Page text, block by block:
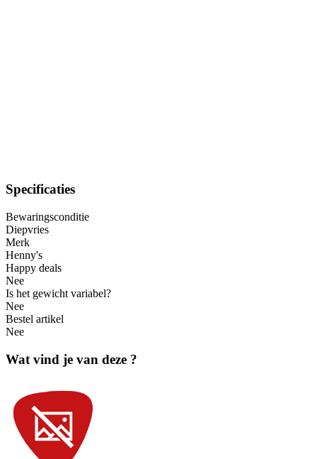
Specificaties
Bewaringsconditie
Diepvries
Merk
Henny's
Happy deals
Nee
Is het gewicht variabel?
Nee
Bestel artikel
Nee
Wat vind je van deze ?